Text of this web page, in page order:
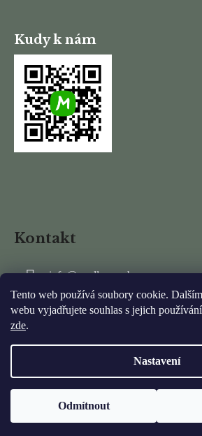
Tento web používá soubory cookie.
webu vyjadřujete souhlas s jejich
zde.
Nastavení
Odmítnout
Otvírací doba na velikonoce: pátek 3.4., sobota 4.4. a
Kudy k nám
Kontakt
info@mydlarnarubens.cz
+420 737 337 011
Copyright 2026Mýdlárna Rubens.